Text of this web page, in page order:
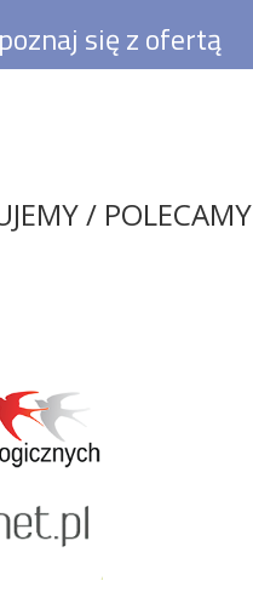
się z ofertą
/ POLECAMY